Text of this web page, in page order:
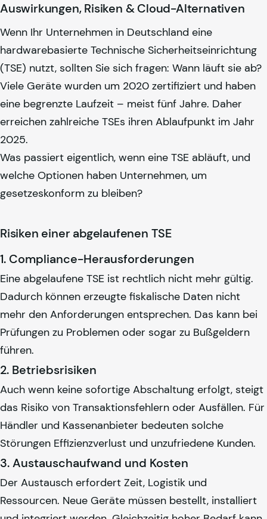
Auswirkungen, Risiken & Cloud-Alternativen
Wenn Ihr Unternehmen in Deutschland eine
hardwarebasierte Technische Sicherheitseinrichtung
(TSE) nutzt, sollten Sie sich fragen: Wann läuft sie ab?
Viele Geräte wurden um 2020 zertifiziert und haben
eine begrenzte Laufzeit – meist fünf Jahre. Daher
erreichen zahlreiche TSEs ihren Ablaufpunkt im Jahr
2025.
Was passiert eigentlich, wenn eine TSE abläuft, und
welche Optionen haben Unternehmen, um
gesetzeskonform zu bleiben?
Risiken einer abgelaufenen TSE
1. Compliance-Herausforderungen
Eine abgelaufene TSE ist rechtlich nicht mehr gültig.
Dadurch können erzeugte fiskalische Daten nicht
mehr den Anforderungen entsprechen. Das kann bei
Prüfungen zu Problemen oder sogar zu Bußgeldern
führen.
2. Betriebsrisiken
Auch wenn keine sofortige Abschaltung erfolgt, steigt
das Risiko von Transaktionsfehlern oder Ausfällen. Für
Händler und Kassenanbieter bedeuten solche
Störungen Effizienzverlust und unzufriedene Kunden.
3. Austauschaufwand und Kosten
Der Austausch erfordert Zeit, Logistik und
Ressourcen. Neue Geräte müssen bestellt, installiert